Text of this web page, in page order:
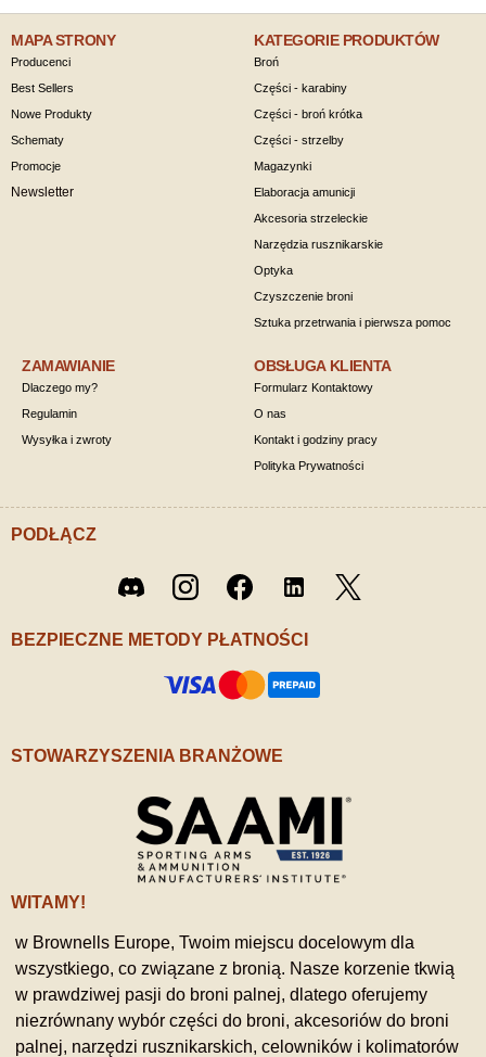
MAPA STRONY
Producenci
Best Sellers
Nowe Produkty
Schematy
Promocje
Newsletter
KATEGORIE PRODUKTÓW
Broń
Części - karabiny
Części - broń krótka
Części - strzelby
Magazynki
Elaboracja amunicji
Akcesoria strzeleckie
Narzędzia rusznikarskie
Optyka
Czyszczenie broni
Sztuka przetrwania i pierwsza pomoc
ZAMAWIANIE
Dlaczego my?
Regulamin
Wysyłka i zwroty
OBSŁUGA KLIENTA
Formularz Kontaktowy
O nas
Kontakt i godziny pracy
Polityka Prywatności
PODŁĄCZ
Discord Instagram Facebook LinkedIn
BEZPIECZNE METODY PŁATNOŚCI
STOWARZYSZENIA BRANŻOWE
WITAMY!
w Brownells Europe, Twoim miejscu docelowym dla
wszystkiego, co związane z bronią. Nasze korzenie tkwią
w prawdziwej pasji do broni palnej, dlatego oferujemy
niezrównany wybór części do broni, akcesoriów do broni
palnej, narzędzi rusznikarskich, celowników i kolimatorów